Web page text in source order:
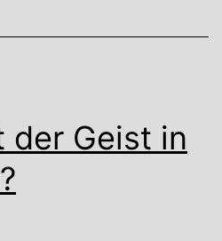
der Geist in